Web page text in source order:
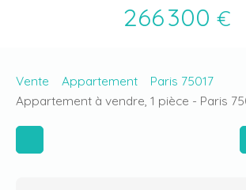
266 300 €
Vente Appartement
Paris 75017
Appartement à vendre, 1 pièce - Paris